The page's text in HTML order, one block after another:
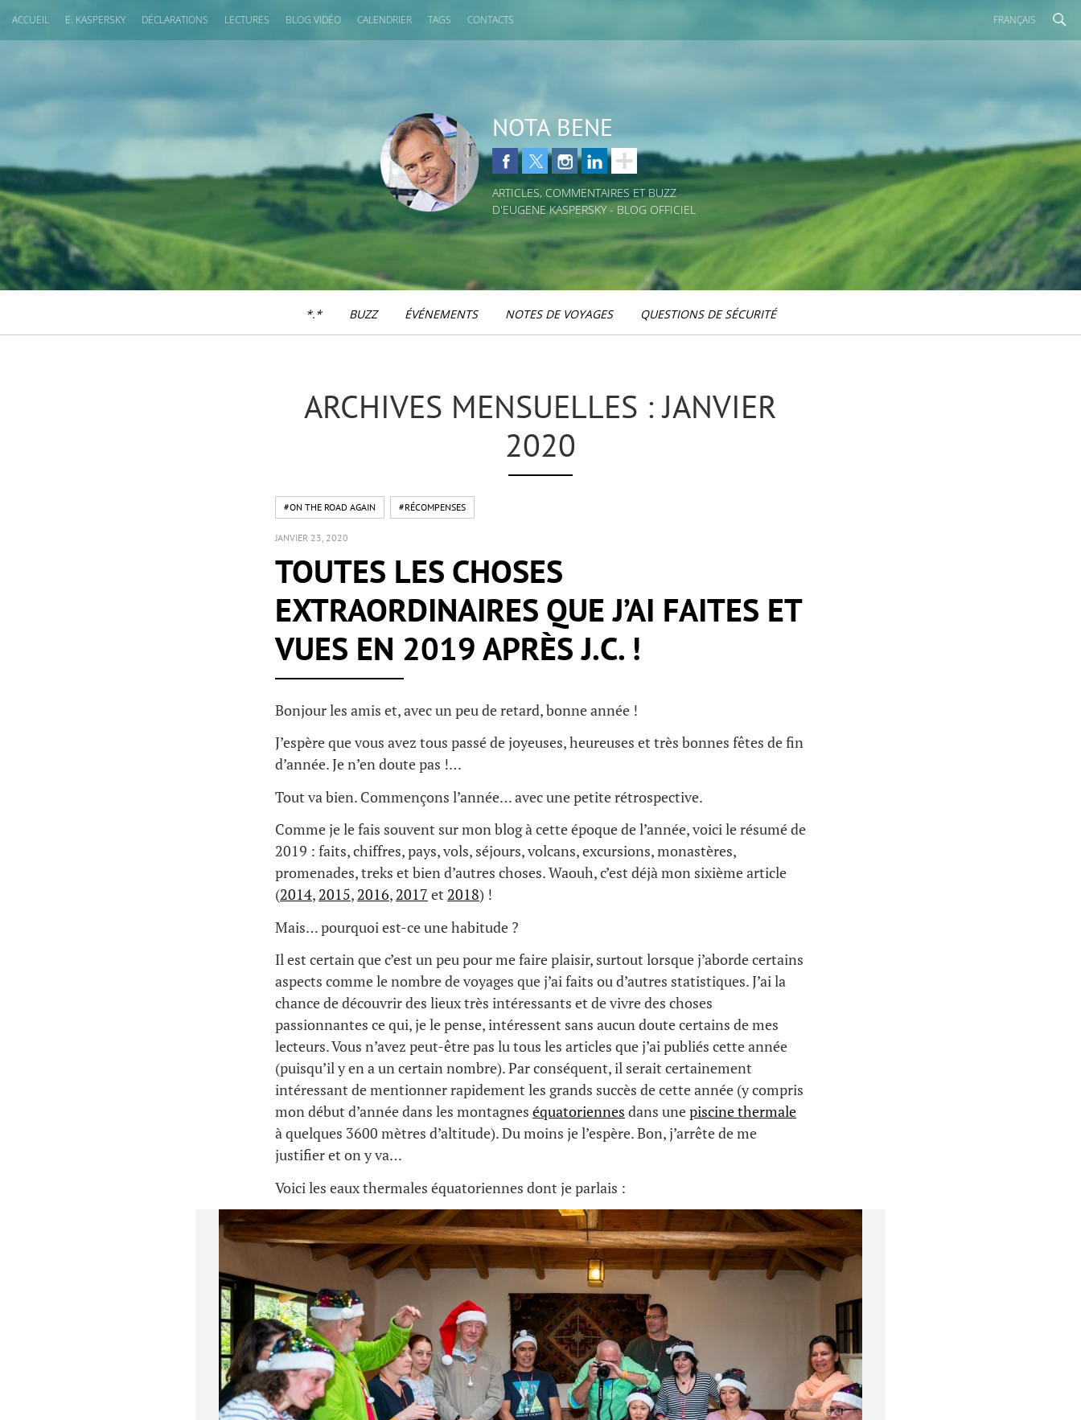
ACCUEIL E. KASPERSKY DÉCLARATIONS LECTURES BLOG VIDÉO CALENDRIER TAGS CONTACTS FRANÇAIS
NOTA BENE
ARTICLES, COMMENTAIRES ET BUZZ
D'EUGENE KASPERSKY - BLOG OFFICIEL
*.* BUZZ ÉVÉNEMENTS NOTES DE VOYAGES QUESTIONS DE SÉCURITÉ
ARCHIVES MENSUELLES : JANVIER
2020
#ON THE ROAD AGAIN #RÉCOMPENSES
JANVIER 23, 2020
TOUTES LES CHOSES
EXTRAORDINAIRES QUE J’AI FAITES ET
VUES EN 2019 APRÈS J.C. !
Bonjour les amis et, avec un peu de retard, bonne année !
J’espère que vous avez tous passé de joyeuses, heureuses et très bonnes fêtes de fin
d’année. Je n’en doute pas !…
Tout va bien. Commençons l’année… avec une petite rétrospective.
Comme je le fais souvent sur mon blog à cette époque de l’année, voici le résumé de
2019 : faits, chiffres, pays, vols, séjours, volcans, excursions, monastères,
promenades, treks et bien d’autres choses. Waouh, c’est déjà mon sixième article
(2014, 2015, 2016, 2017 et 2018) !
Mais… pourquoi est-ce une habitude ?
Il est certain que c’est un peu pour me faire plaisir, surtout lorsque j’aborde certains
aspects comme le nombre de voyages que j’ai faits ou d’autres statistiques. J’ai la
chance de découvrir des lieux très intéressants et de vivre des choses
passionnantes ce qui, je le pense, intéressent sans aucun doute certains de mes
lecteurs. Vous n’avez peut-être pas lu tous les articles que j’ai publiés cette année
(puisqu’il y en a un certain nombre). Par conséquent, il serait certainement
intéressant de mentionner rapidement les grands succès de cette année (y compris
mon début d’année dans les montagnes équatoriennes dans unepiscine thermale
à quelques 3600 mètres d’altitude). Du moins je l’espère. Bon, j’arrête de me
justifier et on y va…
Voici les eaux thermales équatoriennes dont je parlais :